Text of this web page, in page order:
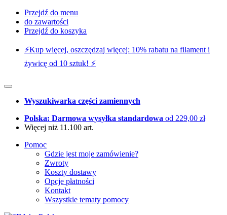
Przejdź do menu
do zawartości
Przejdź do koszyka
⚡️Kup więcej, oszczędzaj więcej: 10% rabatu na filament i
żywicę od 10 sztuk! ⚡️
Wyszukiwarka części zamiennych
Polska: Darmowa wysyłka standardowa od 229,00 zł
Więcej niż 11.100 art.
Pomoc
Gdzie jest moje zamówienie?
Zwroty
Koszty dostawy
Opcje płatności
Kontakt
Wszystkie tematy pomocy